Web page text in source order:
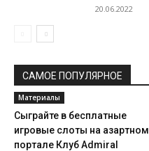
20.06.2022
САМОЕ ПОПУЛЯРНОЕ
Материалы
Сыграйте в бесплатные
игровые слоты на азартном
портале Клуб Admiral